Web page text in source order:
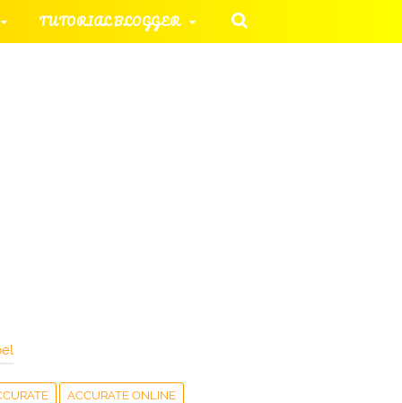
TUTORIAL BLOGGER
ACCURATE ONLINE